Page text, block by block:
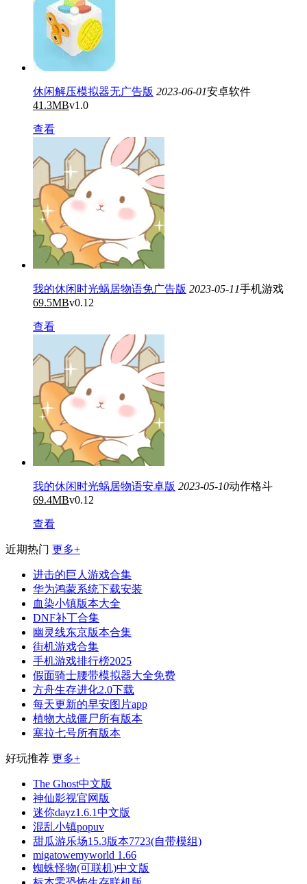
休闲解压模拟器无广告版 2023-06-01安卓软件
41.3MBv1.0
查看
我的休闲时光蜗居物语免广告版 2023-05-11手机游戏
69.5MBv0.12
查看
我的休闲时光蜗居物语安卓版 2023-05-10动作格斗
69.4MBv0.12
查看
近期热门 更多+
进击的巨人游戏合集
华为鸿蒙系统下载安装
血染小镇版本大全
DNF补丁合集
幽灵线东京版本合集
街机游戏合集
手机游戏排行榜2025
假面骑士腰带模拟器大全免费
方舟生存进化2.0下载
每天更新的早安图片app
植物大战僵尸所有版本
塞拉七号所有版本
好玩推荐 更多+
The Ghost中文版
神仙影视官网版
迷你dayz1.6.1中文版
混乱小镇popuv
甜瓜游乐场15.3版本7723(自带模组)
migatowemyworld 1.66
蜘蛛怪物(可联机)中文版